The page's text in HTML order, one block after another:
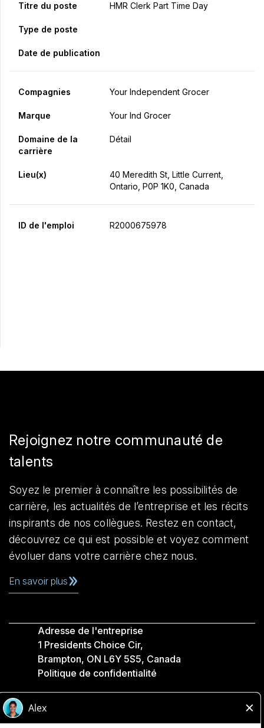
Titre du poste HMR Clerk Part Time Day
Type de poste
Date de publication
Compagnies Your Independent Grocer
Marque Your Ind Grocer
Domaine de la
carrière
Détail
Lieu(x)
40 Meredith St, Little Current,
Ontario, P0P 1K0, Canada
ID de l'emploi R2000675978
Rejoignez notre communauté de
talents
Soyez le premier à connaître les possibilités de
carrière, les actualités de l’entreprise et les récits
inspirants de nos collègues. Restez en contact,
découvrez ce qui est possible et voyez comment
évoluer dans votre carrière chez nous.
En savoir plus
Adresse de l'entreprise
1 Presidents Choice Cir,
Brampton, ON L6Y 5S5, Canada
Politique de confidentialité
Accessibilité